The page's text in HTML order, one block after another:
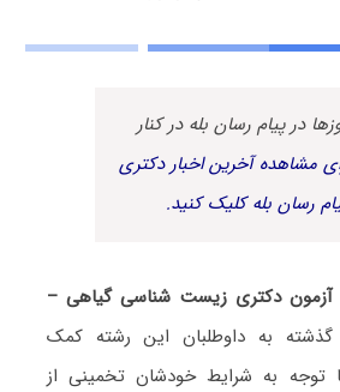
در پیام رسان بله در کنار
مشاهده آخرین اخبار دکتری
رسان بله کلیک کنید.
آزمون دکتری زیست شناسی گیاهی –
به داوطلبان این رشته کمک
توجه به شرایط خودشان تخمینی از